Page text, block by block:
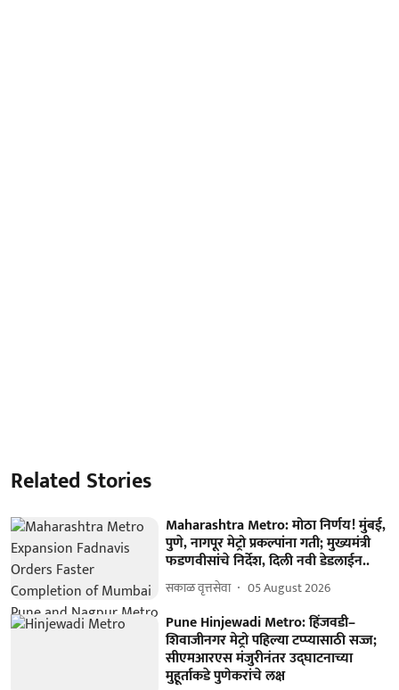
Related Stories
Maharashtra Metro: मोठा निर्णय! मुंबई,
पुणे, नागपूर मेट्रो प्रकल्पांना गती; मुख्यमंत्री
फडणवीसांचे निर्देश, दिली नवी डेडलाईन..
सकाळ वृत्तसेवा 05 August 2026
Pune Hinjewadi Metro: हिंजवडी–
शिवाजीनगर मेट्रो पहिल्या टप्प्यासाठी सज्ज;
सीएमआरएस मंजुरीनंतर उद्‌घाटनाच्या
मुहूर्ताकडे पुणेकरांचे लक्ष